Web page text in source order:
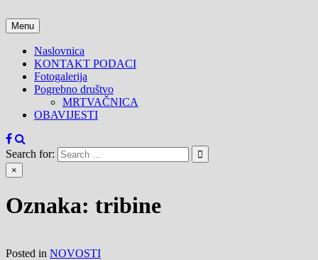
to
content
Menu
Naslovnica
KONTAKT PODACI
Fotogalerija
Pogrebno društvo
MRTVAČNICA
OBAVIJESTI
Search for:
×
Oznaka: tribine
Posted in NOVOSTI